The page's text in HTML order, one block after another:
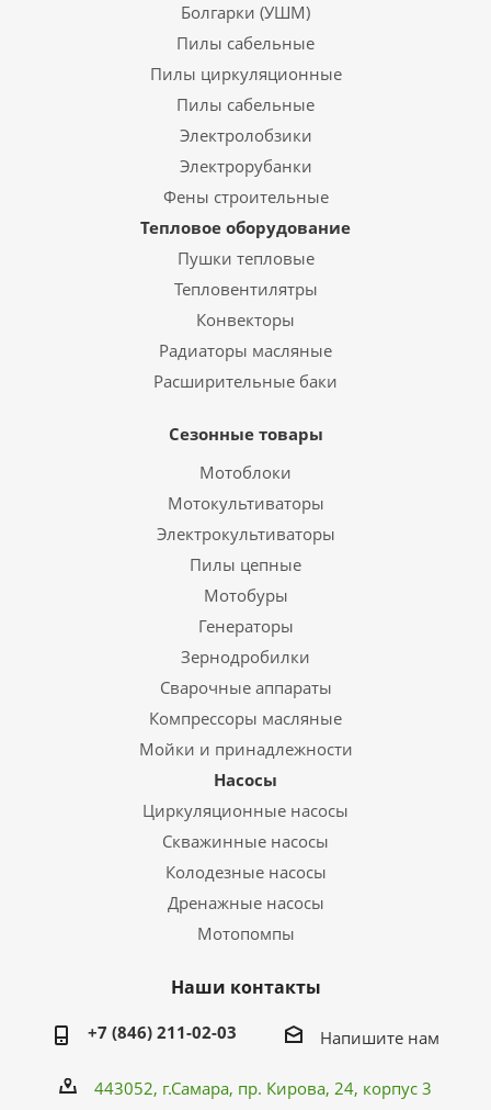
Болгарки (УШМ)
Пилы сабельные
Пилы циркуляционные
Пилы сабельные
Электролобзики
Электрорубанки
Фены строительные
Тепловое оборудование
Пушки тепловые
Тепловентилятры
Конвекторы
Радиаторы масляные
Расширительные баки
Сезонные товары
Мотоблоки
Мотокультиваторы
Электрокультиваторы
Пилы цепные
Мотобуры
Генераторы
Зернодробилки
Сварочные аппараты
Компрессоры масляные
Мойки и принадлежности
Насосы
Циркуляционные насосы
Скважинные насосы
Колодезные насосы
Дренажные насосы
Мотопомпы
Наши контакты
+7 (846) 211-02-03 Напишите нам
443052, г.Самара, пр. Кирова, 24, корпус 3